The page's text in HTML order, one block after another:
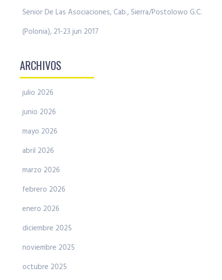
Senior De Las Asociaciones, Cab., Sierra/Postolowo G.C.
(Polonia), 21-23 jun 2017
ARCHIVOS
julio 2026
junio 2026
mayo 2026
abril 2026
marzo 2026
febrero 2026
enero 2026
diciembre 2025
noviembre 2025
octubre 2025